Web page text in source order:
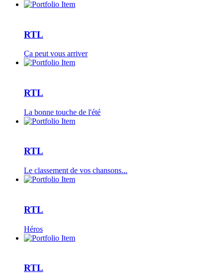
RTL
Ça peut vous arriver
RTL
La bonne touche de l'été
RTL
Le classement de vos chansons...
RTL
Héros
RTL